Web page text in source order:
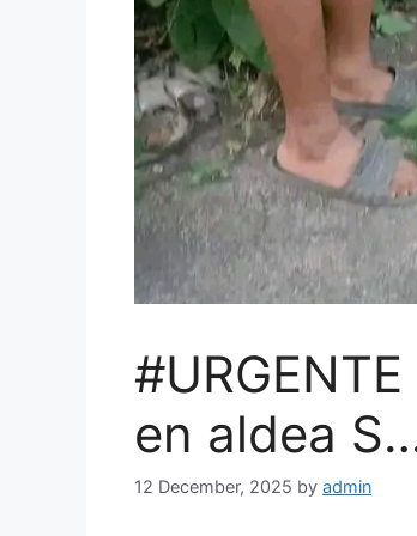
en aldea
12 December, 2025 by admin